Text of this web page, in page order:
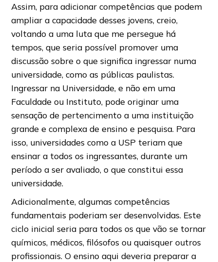
Assim, para adicionar competências que podem
ampliar a capacidade desses jovens, creio,
voltando a uma luta que me persegue há
tempos, que seria possível promover uma
discussão sobre o que significa ingressar numa
universidade, como as públicas paulistas.
Ingressar na Universidade, e não em uma
Faculdade ou Instituto, pode originar uma
sensação de pertencimento a uma instituição
grande e complexa de ensino e pesquisa. Para
isso, universidades como a USP teriam que
ensinar a todos os ingressantes, durante um
período a ser avaliado, o que constitui essa
universidade.
Adicionalmente, algumas competências
fundamentais poderiam ser desenvolvidas. Este
ciclo inicial seria para todos os que vão se tornar
químicos, médicos, filósofos ou quaisquer outros
profissionais. O ensino aqui deveria preparar a